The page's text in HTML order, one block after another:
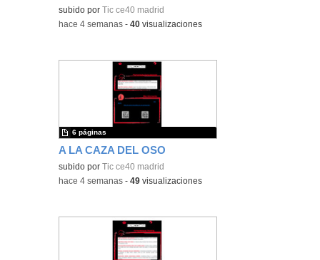
subido por Tic ce40 madrid
-hace 4 semanas -40 visualizaciones
A LA CAZA DEL OSO
subido por Tic ce40 madrid
6 páginas
-hace 4 semanas -49 visualizaciones